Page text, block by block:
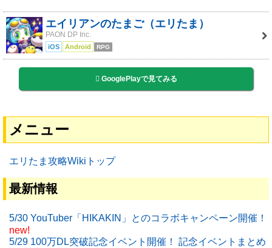
エイリアンのたまご（エリたま）
PAON DP Inc.
iOS Android RPG
GooglePlayで見てみる
メニュー
エリたま攻略Wikiトップ
最新情報
5/30 YouTuber「HIKAKIN」とのコラボキャンペーン開催！
new!
5/29 100万DL突破記念イベント開催！ 記念イベントまとめ